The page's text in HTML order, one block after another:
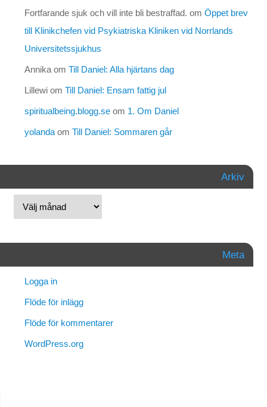
Fortfarande sjuk och vill inte bli bestraffad. om Öppet brev
till Klinikchefen vid Psykiatriska Kliniken vid Norrlands
Universitetssjukhus
Annikaom Till Daniel: Alla hjärtans dag
Lillewiom Till Daniel: Ensam fattig jul
spiritualbeing.blogg.seom 1. Om Daniel
yolandaom Till Daniel: Sommaren går
Arkiv
Meta
Logga in
Flöde för inlägg
Flöde för kommentarer
WordPress.org